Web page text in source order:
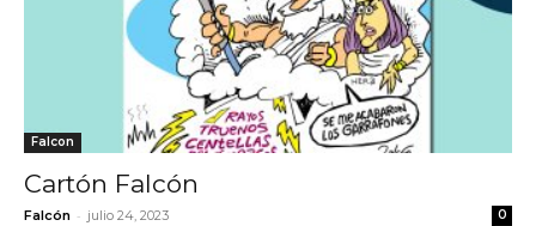
Falcon
Cartón Falcón
Falcón - julio 24, 2023 0